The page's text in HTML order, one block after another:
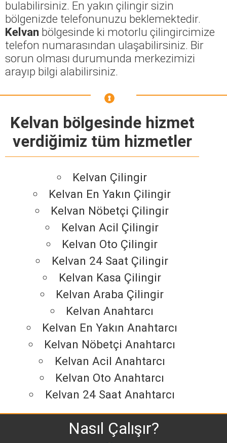
bulabilirsiniz. En yakın çilingir sizin
bölgenizde telefonunuzu beklemektedir.
Kelvan bölgesinde ki motorlu çilingircimize
telefon numarasından ulaşabilirsiniz. Bir
sorun olması durumunda merkezimizi
arayıp bilgi alabilirsiniz.
Kelvan bölgesinde hizmet
verdiğimiz tüm hizmetler
Kelvan Çilingir
Kelvan En Yakın Çilingir
Kelvan Nöbetçi Çilingir
Kelvan Acil Çilingir
Kelvan Oto Çilingir
Kelvan 24 Saat Çilingir
Kelvan Kasa Çilingir
Kelvan Araba Çilingir
Kelvan Anahtarcı
Kelvan En Yakın Anahtarcı
Kelvan Nöbetçi Anahtarcı
Kelvan Acil Anahtarcı
Kelvan Oto Anahtarcı
Kelvan 24 Saat Anahtarcı
Nasıl Çalışır?